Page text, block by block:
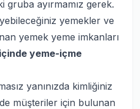
gruba ayırmamız gerek.
yemekler ve
yemek yeme imkanları
içinde yeme-içme
yanınızda kimliğiniz
müşteriler için bulunan